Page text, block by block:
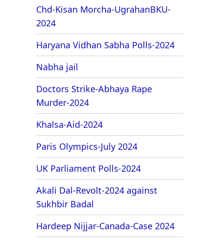
Chd-Kisan Morcha-UgrahanBKU-
2024
Haryana Vidhan Sabha Polls-2024
Nabha jail
Doctors Strike-Abhaya Rape
Murder-2024
Khalsa-Aid-2024
Paris Olympics-July 2024
UK Parliament Polls-2024
Akali Dal-Revolt-2024 against
Sukhbir Badal
Hardeep Nijjar-Canada-Case 2024